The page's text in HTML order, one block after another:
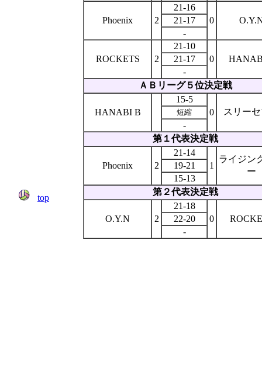
top
Phoenix 2
21-16
0
21-17
-
ROCKETS 2
21-10
0
21-17
-
ＡＢリーグ５位決定戦
HANABI B
15-5
0
スリー
短縮
-
第１代表決定戦
Phoenix 2
21-14
1
ライジン
ー
19-21
15-13
第２代表決定戦
O.Y.N 2
21-18
0
22-20
-